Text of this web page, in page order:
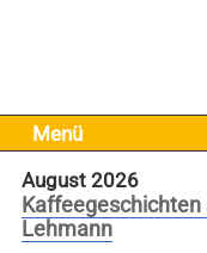
Menü
August 2026
Lehmann